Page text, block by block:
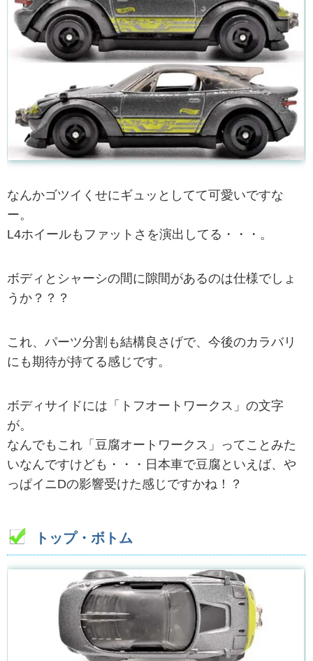
なんかゴツイくせにギュッとしてて可愛いですな
ー。
L4ホイールもファットさを演出してる・・・。
ボディとシャーシの間に隙間があるのは仕様でしょ
うか？？？
これ、パーツ分割も結構良さげで、今後のカラバリ
にも期待が持てる感じです。
ボディサイドには「トフオートワークス」の文字
が。
なんでもこれ「豆腐オートワークス」ってことみた
いなんですけども・・・日本車で豆腐といえば、や
っぱイニDの影響受けた感じですかね！？
トップ・ボトム